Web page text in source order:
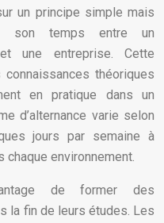
un principe simple mais
son temps entre un
une entreprise. Cette
connaissances théoriques
en pratique dans un
d’alternance varie selon
jours par semaine à
chaque environnement.
de former des
la fin de leurs études. Les